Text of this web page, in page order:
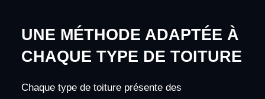
UNE MÉTHODE ADAPTÉE À
CHAQUE TYPE DE TOITURE
Chaque type de toiture présente des